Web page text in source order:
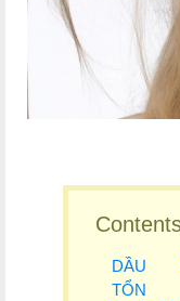
DẦU